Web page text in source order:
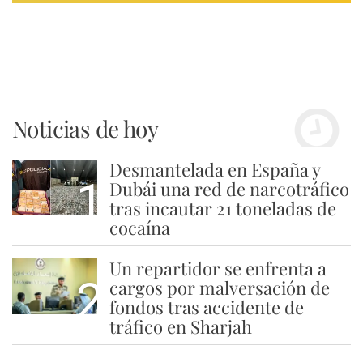
Noticias de hoy
1
Desmantelada en España y
Dubái una red de narcotráfico
tras incautar 21 toneladas de
cocaína
2
Un repartidor se enfrenta a
cargos por malversación de
fondos tras accidente de
tráfico en Sharjah